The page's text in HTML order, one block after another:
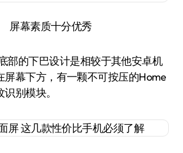
屏幕素质十分优秀
部的下巴设计是相较于其他安卓机
屏幕下方，有一颗不可按压的Home
别模块。